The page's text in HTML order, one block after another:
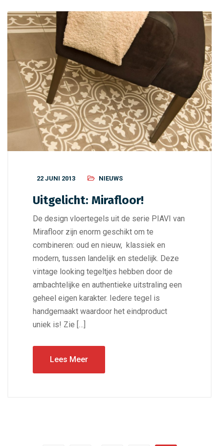
22 JUNI 2013 NIEUWS
Uitgelicht: Mirafloor!
De design vloertegels uit de serie PIAVI van
Mirafloor zijn enorm geschikt om te
combineren: oud en nieuw, klassiek en
modern, tussen landelijk en stedelijk. Deze
vintage looking tegeltjes hebben door de
ambachtelijke en authentieke uitstraling een
geheel eigen karakter. Iedere tegel is
handgemaakt waardoor het eindproduct
uniek is! Zie […]
Lees Meer